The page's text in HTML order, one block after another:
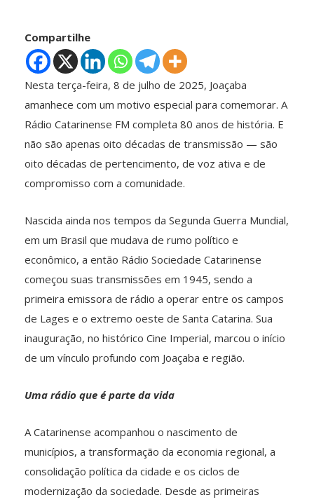
Compartilhe
Nesta terça-feira, 8 de julho de 2025, Joaçaba
amanhece com um motivo especial para comemorar. A
Rádio Catarinense FM completa 80 anos de história. E
não são apenas oito décadas de transmissão — são
oito décadas de pertencimento, de voz ativa e de
compromisso com a comunidade.
Nascida ainda nos tempos da Segunda Guerra Mundial,
em um Brasil que mudava de rumo político e
econômico, a então Rádio Sociedade Catarinense
começou suas transmissões em 1945, sendo a
primeira emissora de rádio a operar entre os campos
de Lages e o extremo oeste de Santa Catarina. Sua
inauguração, no histórico Cine Imperial, marcou o início
de um vínculo profundo com Joaçaba e região.
Uma rádio que é parte da vida
A Catarinense acompanhou o nascimento de
municípios, a transformação da economia regional, a
consolidação política da cidade e os ciclos de
modernização da sociedade. Desde as primeiras